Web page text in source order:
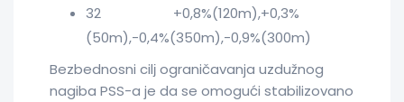
32 +0,8%(120m),+0,3%
(50m),-0,4%(350m),-0,9%(300m)
Bezbednosni cilј ograničavanja uzdužnog
nagiba PSS-a je da se omogući stabilizovano